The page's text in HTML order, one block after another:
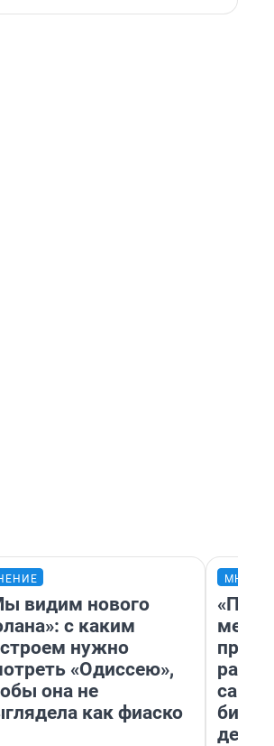
видим нового
с каким
нужно
«Одиссею»,
она не
как фиаско